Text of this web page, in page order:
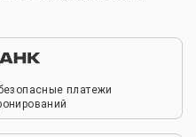
платежи